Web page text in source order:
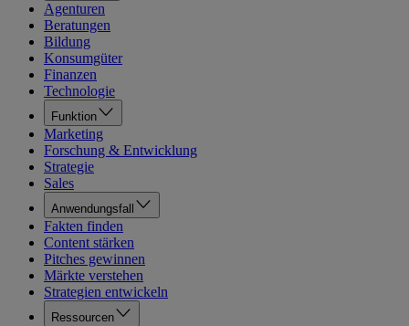
Agenturen
Beratungen
Bildung
Konsumgüter
Finanzen
Technologie
Funktion
Marketing
Forschung & Entwicklung
Strategie
Sales
Anwendungsfall
Fakten finden
Content stärken
Pitches gewinnen
Märkte verstehen
Strategien entwickeln
Ressourcen